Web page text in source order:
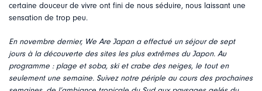
certaine douceur de vivre ont fini de nous séduire, nous laissant une
sensation de trop peu.
En novembre dernier, We Are Japan a effectué un séjour de sept
jours à la découverte des sites les plus extrêmes du Japon. Au
programme : plage et soba, ski et crabe des neiges, le tout en
seulement une semaine. Suivez notre périple au cours des prochaines